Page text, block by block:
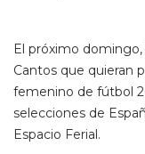
El próximo
Cantos que quieran
femenino de fútbol
selecciones de
Espacio Ferial.